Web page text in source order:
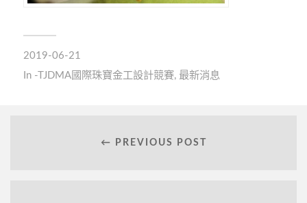
2019-06-21
In -TJDMA國際珠寶金工設計競賽, 最新消息
← PREVIOUS POST